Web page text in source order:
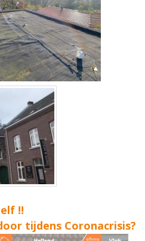
!!
tijdens Coronacrisis?